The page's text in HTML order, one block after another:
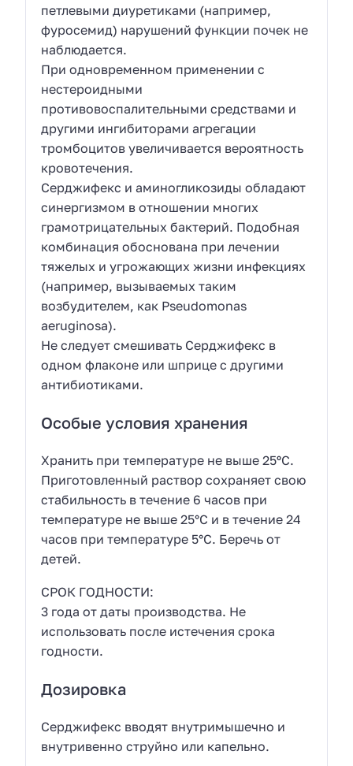
петлевыми диуретиками (например,
фуросемид) нарушений функции почек не
наблюдается.
При одновременном применении с
нестероидными
противовоспалительными средствами и
другими ингибиторами агрегации
тромбоцитов увеличивается вероятность
кровотечения.
Серджифекс и аминогликозиды обладают
синергизмом в отношении многих
грамотрицательных бактерий. Подобная
комбинация обоснована при лечении
тяжелых и угрожающих жизни инфекциях
(например, вызываемых таким
возбудителем, как Pseudomonas
aeruginosa).
Не следует смешивать Серджифекс в
одном флаконе или шприце с другими
антибиотиками.
Особые условия хранения
Хранить при температуре не выше 25ºС.
Приготовленный раствор сохраняет свою
стабильность в течение 6 часов при
температуре не выше 25°С и в течение 24
часов при температуре 5°С. Беречь от
детей.
СРОК ГОДНОСТИ:
3 года от даты производства. Не
использовать после истечения срока
годности.
Дозировка
Серджифекс вводят внутримышечно и
внутривенно струйно или капельно.